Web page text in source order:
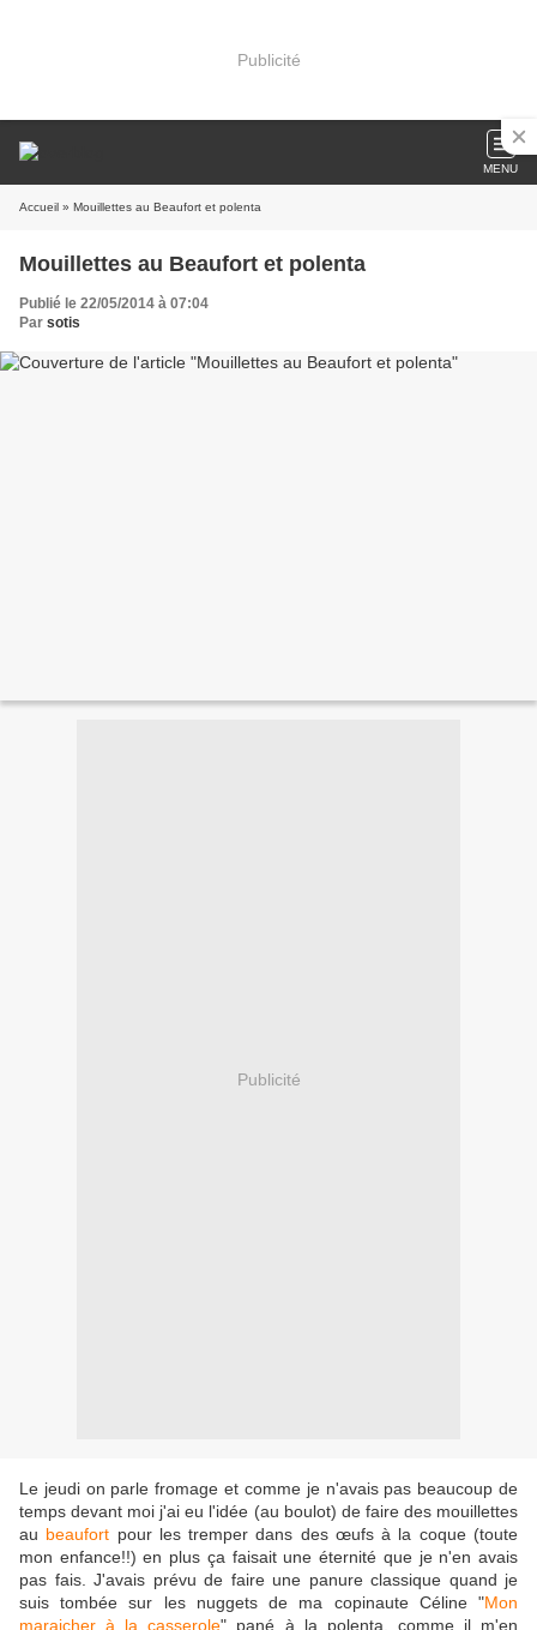
Publicité
MENU
Accueil » Mouillettes au Beaufort et polenta
Mouillettes au Beaufort et polenta
Publié le 22/05/2014 à 07:04
Par sotis
Publicité
Le jeudi on parle fromage et comme je n'avais pas beaucoup de
temps devant moi j'ai eu l'idée (au boulot) de faire des mouillettes
au beaufort pour les tremper dans des œufs à la coque (toute
mon enfance!!) en plus ça faisait une éternité que je n'en avais
pas fais. J'avais prévu de faire une panure classique quand je
suis tombée sur les nuggets de ma copinaute Céline "Mon
maraicher à la casserole" pané à la polenta, comme il m'en